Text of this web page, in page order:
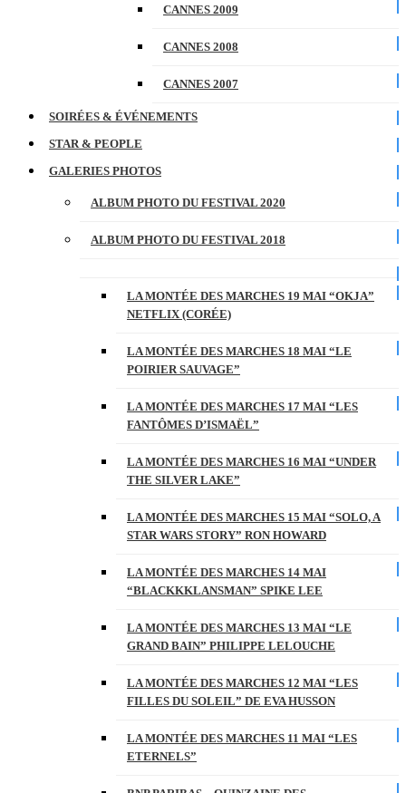
CANNES 2009
CANNES 2008
CANNES 2007
SOIRÉES & ÉVÉNEMENTS
STAR & PEOPLE
GALERIES PHOTOS
ALBUM PHOTO DU FESTIVAL 2020
ALBUM PHOTO DU FESTIVAL 2018
LA MONTÉE DES MARCHES 19 MAI “OKJA”
NETFLIX (CORÉE)
LA MONTÉE DES MARCHES 18 MAI “LE
POIRIER SAUVAGE”
LA MONTÉE DES MARCHES 17 MAI “LES
FANTÔMES D’ISMAËL”
LA MONTÉE DES MARCHES 16 MAI “UNDER
THE SILVER LAKE”
LA MONTÉE DES MARCHES 15 MAI “SOLO, A
STAR WARS STORY” RON HOWARD
LA MONTÉE DES MARCHES 14 MAI
“BLACKKKLANSMAN” SPIKE LEE
LA MONTÉE DES MARCHES 13 MAI “LE
GRAND BAIN” PHILIPPE LELOUCHE
LA MONTÉE DES MARCHES 12 MAI “LES
FILLES DU SOLEIL” DE EVA HUSSON
LA MONTÉE DES MARCHES 11 MAI “LES
ETERNELS”